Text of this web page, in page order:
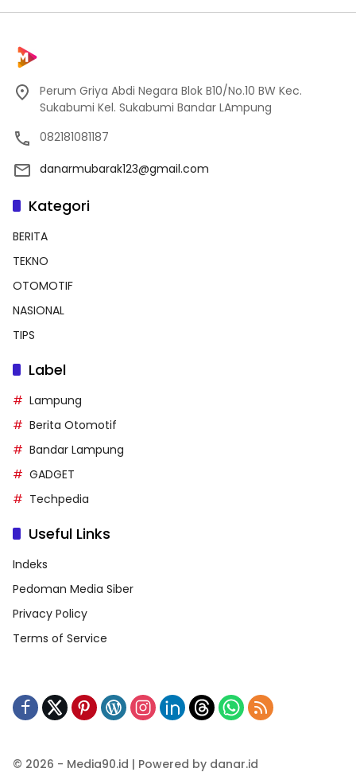
Perum Griya Abdi Negara Blok B10/No.10 BW Kec.
Sukabumi Kel. Sukabumi Bandar LAmpung
082181081187
danarmubarak123@gmail.com
Kategori
BERITA
TEKNO
OTOMOTIF
NASIONAL
TIPS
Label
Lampung
Berita Otomotif
Bandar Lampung
GADGET
Techpedia
Useful Links
Indeks
Pedoman Media Siber
Privacy Policy
Terms of Service
© 2026 - Media90.id | Powered by danar.id